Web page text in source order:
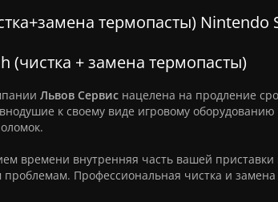
термопасты) Nintendo
(чистка + замена термопасты)
Львов Сервис нацелена на продление
к своему виде игровому оборудованию
времени внутренняя часть вашей приставки
Профессиональная чистка и